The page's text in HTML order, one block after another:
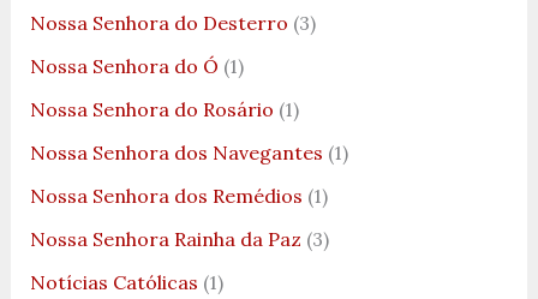
Nossa Senhora do Desterro (3)
Nossa Senhora do Ó (1)
Nossa Senhora do Rosário (1)
Nossa Senhora dos Navegantes (1)
Nossa Senhora dos Remédios (1)
Nossa Senhora Rainha da Paz (3)
Notícias Católicas (1)